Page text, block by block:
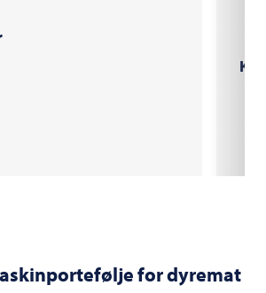
for dyremat